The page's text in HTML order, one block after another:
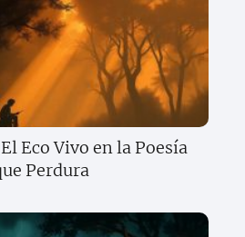
Eco Vivo en la Poesía
Perdura